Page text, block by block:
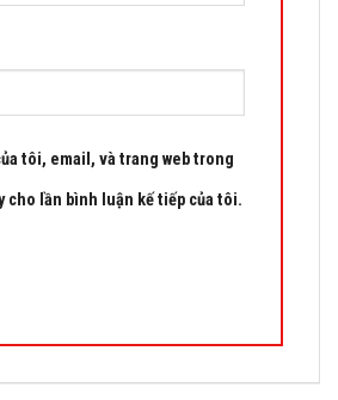
tôi, email, và trang web trong
cho lần bình luận kế tiếp của tôi.